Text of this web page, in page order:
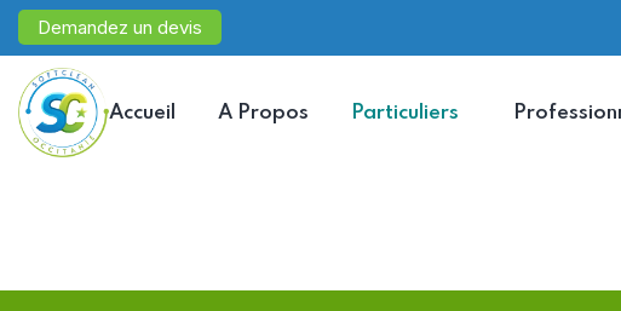
Demandez un devis
Accueil A Propos Particuliers